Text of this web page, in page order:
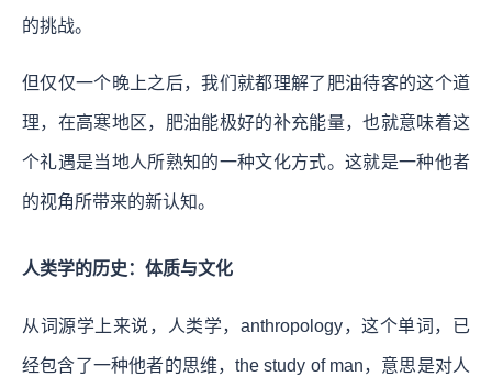
的挑战。
但仅仅一个晚上之后，我们就都理解了肥油待客的这个道
理，在高寒地区，肥油能极好的补充能量，也就意味着这
个礼遇是当地人所熟知的一种文化方式。这就是一种他者
的视角所带来的新认知。
人类学的历史：体质与文化
从词源学上来说，人类学，anthropology，这个单词，已
经包含了一种他者的思维，the study of man，意思是对人